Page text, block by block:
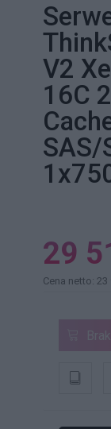
V2
16C
SAS/
29
Cena netto: 23